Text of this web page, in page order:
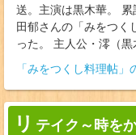
送。主演は黒木華。
田郁さんの「みをつく
った。 主人公・澪（黒
「みをつくし料理帖」
リ テイク～時を